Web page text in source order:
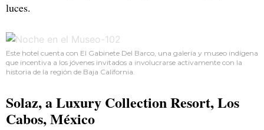
luces.
Este hotel cuenta con El Gabinete Del Barco, una galería y museo indígena
que incentiva a los jóvenes invitados a involucrarse activamente con la
historia de la región de Baja California.
Solaz, a Luxury Collection Resort, Los
Cabos, México